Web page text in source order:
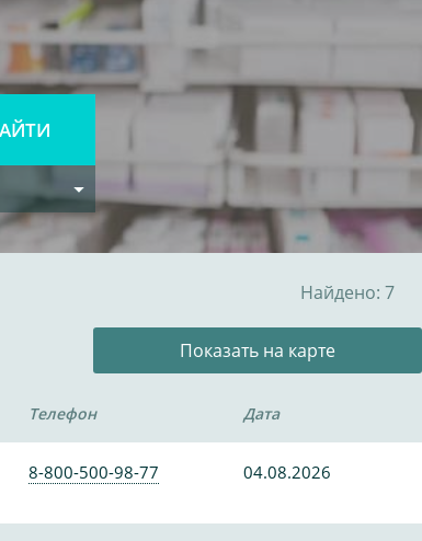
Найдено: 7
Показать на карте
Телефон Дата
8-800-500-98-77 04.08.2026